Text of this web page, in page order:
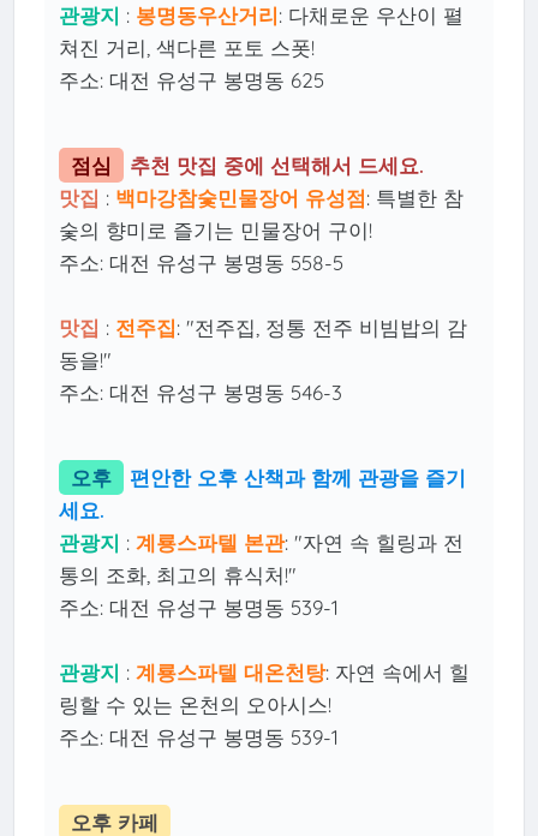
관광지 : 봉명동우산거리: 다채로운 우산이 펼
쳐진 거리, 색다른 포토 스폿!
주소: 대전 유성구 봉명동 625
점심
추천 맛집 중에 선택해서 드세요.
맛집 : 백마강참숯민물장어 유성점: 특별한 참
숯의 향미로 즐기는 민물장어 구이!
주소: 대전 유성구 봉명동 558-5
맛집 : 전주집: "전주집, 정통 전주 비빔밥의 감
동을!"
주소: 대전 유성구 봉명동 546-3
오후
편안한 오후 산책과 함께 관광을 즐기
세요.
관광지 :계룡스파텔 본관: "자연 속 힐링과 전
통의 조화, 최고의 휴식처!"
주소: 대전 유성구 봉명동 539-1
관광지 :계룡스파텔 대온천탕: 자연 속에서 힐
링할 수 있는 온천의 오아시스!
주소: 대전 유성구 봉명동 539-1
오후 카페